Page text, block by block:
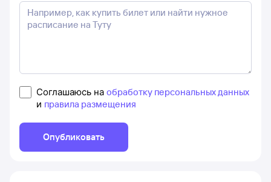
Соглашаюсь на обработку персональных данных
и правила размещения
Опубликовать